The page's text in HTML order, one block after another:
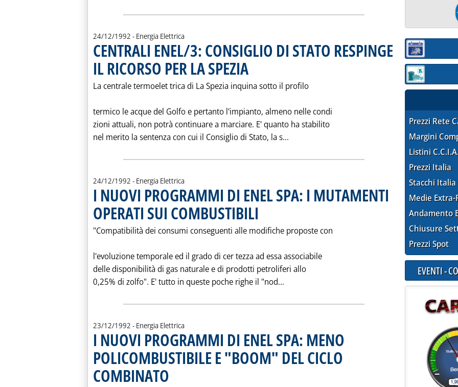
24/12/1992 - Energia Elettrica
CENTRALI ENEL/3: CONSIGLIO DI STATO RESPINGE
IL RICORSO PER LA SPEZIA
La centrale termoelet trica di La Spezia inquina sotto il profilo
termico le acque del Golfo e pertanto l'impianto, almeno nelle condi
zioni attuali, non potrà continuare a marciare. E' quanto ha stabilito
nel merito la sentenza con cui il Consiglio di Stato, la s... Leggi tutta la notizia: 'CENTRALI ENEL/3:
24/12/1992 - Energia Elettrica
I NUOVI PROGRAMMI DI ENEL SPA: I MUTAMENTI
OPERATI SUI COMBUSTIBILI
"Compatibilità dei consumi conseguenti alle modifiche proposte con
l'evoluzione temporale ed il grado di cer tezza ad essa associabile
delle disponibilità di gas naturale e di prodotti petroliferi allo
0,25% di zolfo". E' tutto in queste poche righe il "nod... Leggi tutta la notizia: 'I NUOVI PROGRAMMI DI
23/12/1992 - Energia Elettrica
I NUOVI PROGRAMMI DI ENEL SPA: MENO
POLICOMBUSTIBILE E "BOOM" DEL CICLO
COMBINATO
Sezione:
Sezione:
Prezzi Rete
Margini
Listini
Prezzi Italia
Stacchi Italia
Medie Extra-
Andamento
Chiusure
Prezzi Spot
EVENTI -